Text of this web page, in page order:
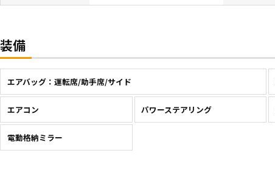
装備
エアバッグ：運転席/助手席/サイド
エアコン パワーステアリング
電動格納ミラー